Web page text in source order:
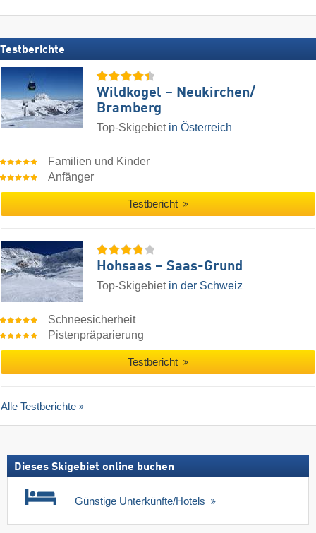
Testberichte
Wildkogel – Neukirchen/​
Bramberg
Top-Skigebiet in Österreich
Familien und Kinder
Anfänger
Testbericht
Hohsaas – Saas-Grund
Top-Skigebiet in der Schweiz
Schneesicherheit
Pistenpräparierung
Testbericht
Alle Testberichte
Dieses Skigebiet online buchen
Günstige Unterkünfte/Hotels